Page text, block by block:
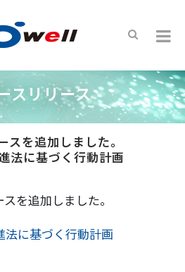
スリリース
スを追加しました。
法に基づく行動計画
を追加しました。
法に基づく行動計画